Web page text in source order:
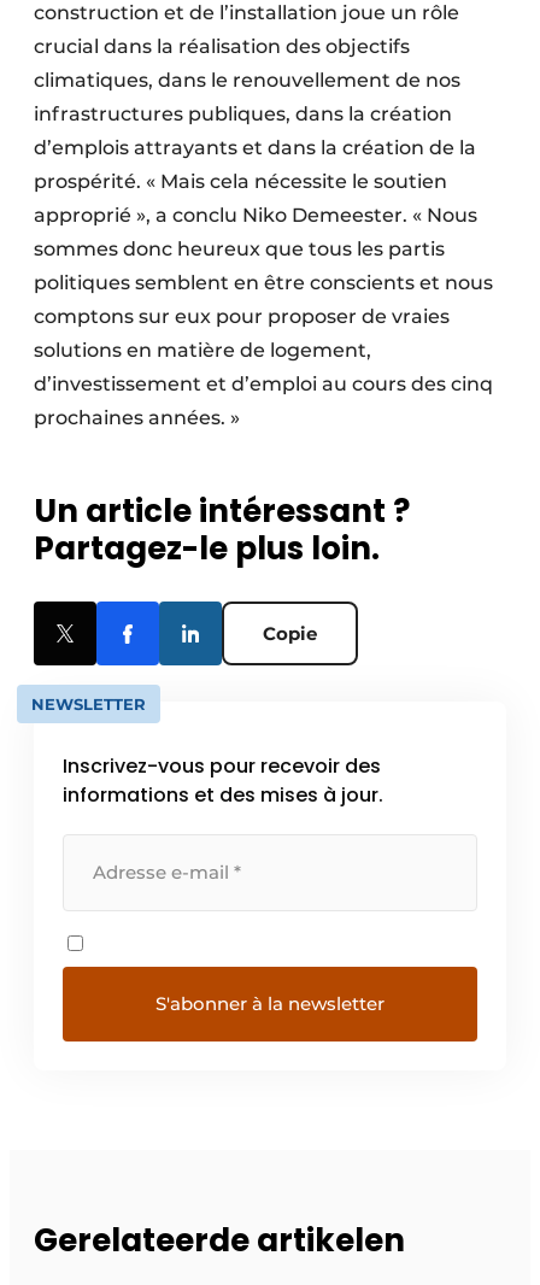
construction et de l’installation joue un rôle
crucial dans la réalisation des objectifs
climatiques, dans le renouvellement de nos
infrastructures publiques, dans la création
d’emplois attrayants et dans la création de la
prospérité. « Mais cela nécessite le soutien
approprié », a conclu Niko Demeester. « Nous
sommes donc heureux que tous les partis
politiques semblent en être conscients et nous
comptons sur eux pour proposer de vraies
solutions en matière de logement,
d’investissement et d’emploi au cours des cinq
prochaines années. »
Un article intéressant ?
Partagez-le plus loin.
Copie
NEWSLETTER
Inscrivez-vous pour recevoir des
informations et des mises à jour.
Gerelateerde artikelen